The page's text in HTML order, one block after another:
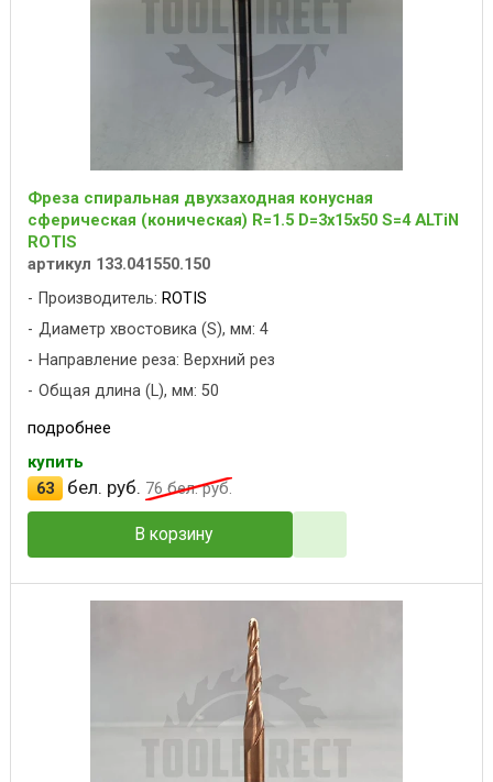
Фреза спиральная двухзаходная конусная
сферическая (коническая) R=1.5 D=3x15x50 S=4 ALTiN
ROTIS
артикул 133.041550.150
Производитель: ROTIS
Диаметр хвостовика (S), мм: 4
Направление реза: Верхний рез
Общая длина (L), мм: 50
подробнее
купить
63
бел. руб. 76бел. руб.
В корзину